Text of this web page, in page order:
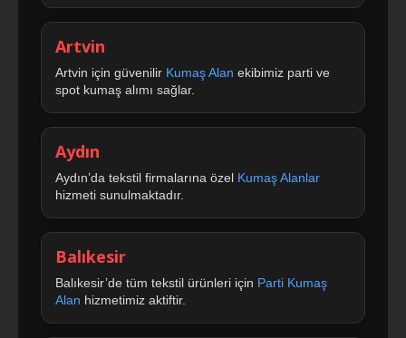
Artvin
Artvin için güvenilir Kumaş Alan ekibimiz parti ve
spot kumaş alımı sağlar.
Aydın
Aydın’da tekstil firmalarına özel Kumaş Alanlar
hizmeti sunulmaktadır.
Balıkesir
Balıkesir’de tüm tekstil ürünleri için Parti Kumaş
Alan hizmetimiz aktiftir.